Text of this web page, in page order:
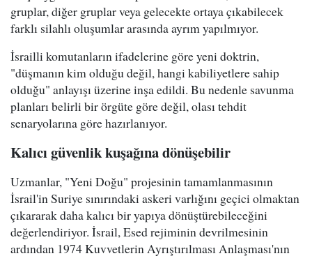
gruplar, diğer gruplar veya gelecekte ortaya çıkabilecek
farklı silahlı oluşumlar arasında ayrım yapılmıyor.
İsrailli komutanların ifadelerine göre yeni doktrin,
"düşmanın kim olduğu değil, hangi kabiliyetlere sahip
olduğu" anlayışı üzerine inşa edildi. Bu nedenle savunma
planları belirli bir örgüte göre değil, olası tehdit
senaryolarına göre hazırlanıyor.
Kalıcı güvenlik kuşağına dönüşebilir
Uzmanlar, "Yeni Doğu" projesinin tamamlanmasının
İsrail'in Suriye sınırındaki askeri varlığını geçici olmaktan
çıkararak daha kalıcı bir yapıya dönüştürebileceğini
değerlendiriyor. İsrail, Esed rejiminin devrilmesinin
ardından 1974 Kuvvetlerin Ayrıştırılması Anlaşması'nın